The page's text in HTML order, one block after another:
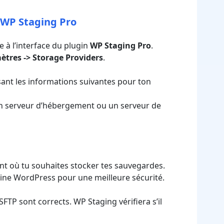
Staging Pro
à l’interface du pluginWP Staging Pro.
-> Storage Providers.
les informations suivantes pour ton
serveur d’hébergement ou un serveur de
où tu souhaites stocker tes sauvegardes.
WordPress pour une meilleure sécurité.
sont corrects. WP Staging vérifiera s’il